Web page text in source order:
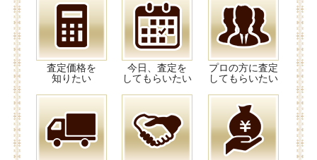
査定価格を
知りたい
今日、査定を
してもらいたい
プロの方に査定
してもらいたい